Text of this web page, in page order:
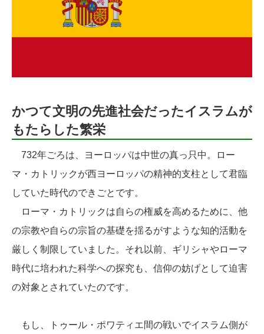
かつて文明の先進社会だったイスラムが
もたらした繁栄
732年ごろは、ヨーロッパは中世の真っ只中。ロー
マ・カトリックが西ヨーロッパの精神的支柱として君臨
していた時代のできごとです。
ローマ・カトリックは自らの権威を高めるために、他
の宗教や自らの宗旨の基礎を揺るがすような知的活動を
厳しく制限していました。それ以前、ギリシャやローマ
時代に培われた科学への探究も、信仰の妨げとして迫害
の対象とされていたのです。
もし、トゥール・ポワティエ間の戦いでイスラム側が